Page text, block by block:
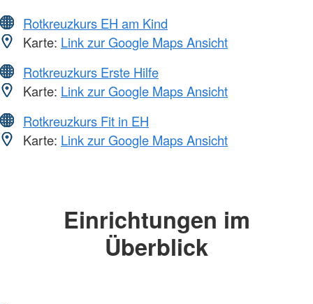
Rotkreuzkurs EH am Kind
Karte: Link zur Google Maps Ansicht
Rotkreuzkurs Erste Hilfe
Karte: Link zur Google Maps Ansicht
Rotkreuzkurs Fit in EH
Karte: Link zur Google Maps Ansicht
Einrichtungen im
Überblick